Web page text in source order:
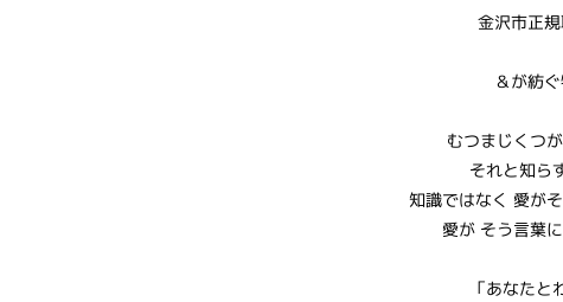
金沢市正
＆が紡
むつまじくつ
それと知ら
知識ではなく 愛が
愛が そう言葉
「あなたと